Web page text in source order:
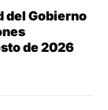
del Gobierno
de 2026